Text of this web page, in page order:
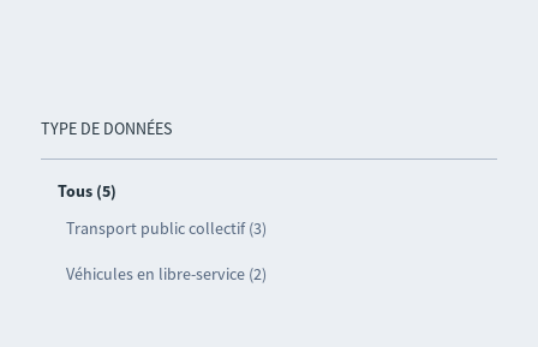
TYPE DE DONNÉES
Tous (5)
Transport public collectif (3)
Véhicules en libre-service (2)